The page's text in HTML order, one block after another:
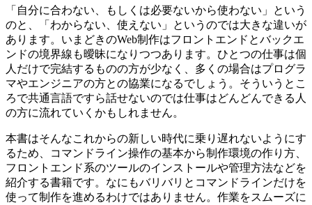
「自分に合わない、もしくは必要ないから使わない」という
のと、「わからない、使えない」というのでは大きな違いが
あります。いまどきのWeb制作はフロントエンドとバックエ
ンドの境界線も曖昧になりつつあります。ひとつの仕事は個
人だけで完結するものの方が少なく、多くの場合はプログラ
マやエンジニアの方との協業になるでしょう。そういうとこ
ろで共通言語ですら話せないのでは仕事はどんどんできる人
の方に流れていくかもしれません。
本書はそんなこれからの新しい時代に乗り遅れないようにす
るため、コマンドライン操作の基本から制作環境の作り方、
フロントエンド系のツールのインストールや管理方法などを
紹介する書籍です。なにもバリバリとコマンドラインだけを
使って制作を進めるわけではありません。作業をスムーズに